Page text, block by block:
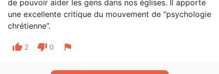
de pouvoir aider les gens dans nos églises. Il apporte
une excellente critique du mouvement de “psychologie
chrétienne”.
thumb_up 2 thumb_down 0 flag